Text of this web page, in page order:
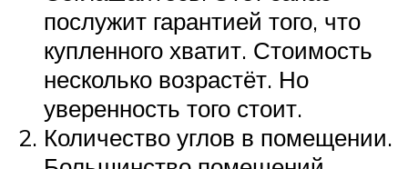
послужит гарантией того, что
купленного хватит. Стоимость
несколько возрастёт. Но
уверенность того стоит.
Количество углов в помещении.